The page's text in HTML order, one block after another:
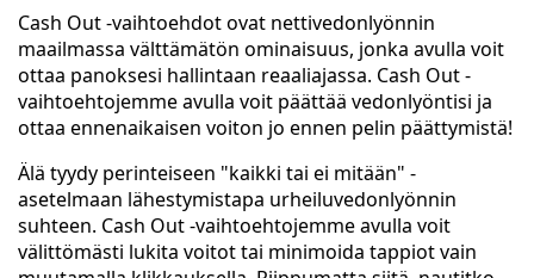
Cash Out -vaihtoehdot ovat nettivedonlyönnin
maailmassa välttämätön ominaisuus, jonka avulla voit
ottaa panoksesi hallintaan reaaliajassa. Cash Out -
vaihtoehtojemme avulla voit päättää vedonlyöntisi ja
ottaa ennenaikaisen voiton jo ennen pelin päättymistä!
Älä tyydy perinteiseen "kaikki tai ei mitään" -
asetelmaan lähestymistapa urheiluvedonlyönnin
suhteen. Cash Out -vaihtoehtojemme avulla voit
välittömästi lukita voitot tai minimoida tappiot vain